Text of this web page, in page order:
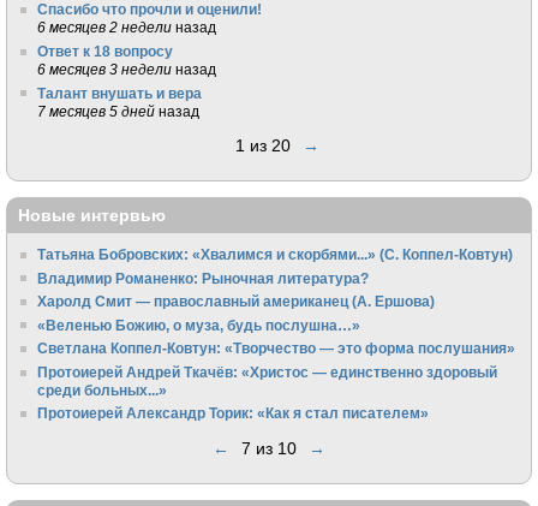
Спасибо что прочли и оценили!
6 месяцев 2 недели назад
Ответ к 18 вопросу
6 месяцев 3 недели назад
Талант внушать и вера
7 месяцев 5 дней назад
1 из 20 →
Новые интервью
Татьяна Бобровских: «Хвалимся и скорбями...» (С. Коппел-Ковтун)
Владимир Романенко: Рыночная литература?
Харолд Смит — православный американец (А. Ершова)
«Веленью Божию, о муза, будь послушна…»
Светлана Коппел-Ковтун: «Творчество — это форма послушания»
Протоиерей Андрей Ткачёв: «Христос — единственно здоровый
среди больных...»
Протоиерей Александр Торик: «Как я стал писателем»
← 7 из 10 →